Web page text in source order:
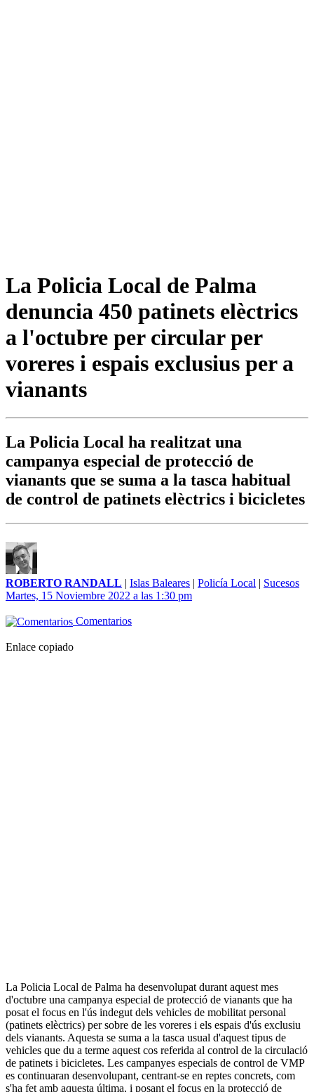
La Policia Local de Palma
denuncia 450 patinets elèctrics
a l'octubre per circular per
voreres i espais exclusius per a
vianants
La Policia Local ha realitzat una
campanya especial de protecció de
vianants que se suma a la tasca habitual
de control de patinets elèctrics i bicicletes
ROBERTO RANDALL | Islas Baleares | Policía Local | Sucesos
Martes, 15 Noviembre 2022 a las 1:30 pm
Comentarios
Enlace copiado
La Policia Local de Palma ha desenvolupat durant aquest mes
d'octubre una campanya especial de protecció de vianants que ha
posat el focus en l'ús indegut dels vehicles de mobilitat personal
(patinets elèctrics) per sobre de les voreres i els espais d'ús exclusiu
dels vianants. Aquesta se suma a la tasca usual d'aquest tipus de
vehicles que du a terme aquest cos referida al control de la circulació
de patinets i bicicletes. Les campanyes especials de control de VMP
es continuaran desenvolupant, centrant-se en reptes concrets, com
s'ha fet amb aquesta última, i posant el focus en la protecció de